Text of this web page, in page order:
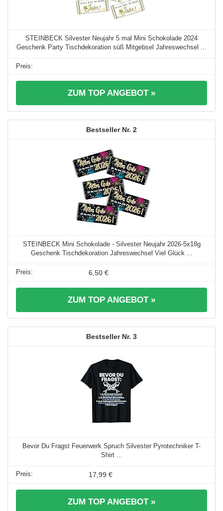
STEINBECK Silvester Neujahr 5 mal Mini Schokolade 2024
Geschenk Party Tischdekoration süß Mitgebsel Jahreswechsel ...
ZUM TOP ANGEBOT »
2
STEINBECK Mini Schokolade - Silvester Neujahr 2026-5x18g
Geschenk Tischdekoration Jahreswechsel Viel Glück ...
6,50 €
ZUM TOP ANGEBOT »
3
Bevor Du Fragst Feuerwerk Spruch Silvester Pyrotechniker T-
Shirt ...
17,99 €
ZUM TOP ANGEBOT »